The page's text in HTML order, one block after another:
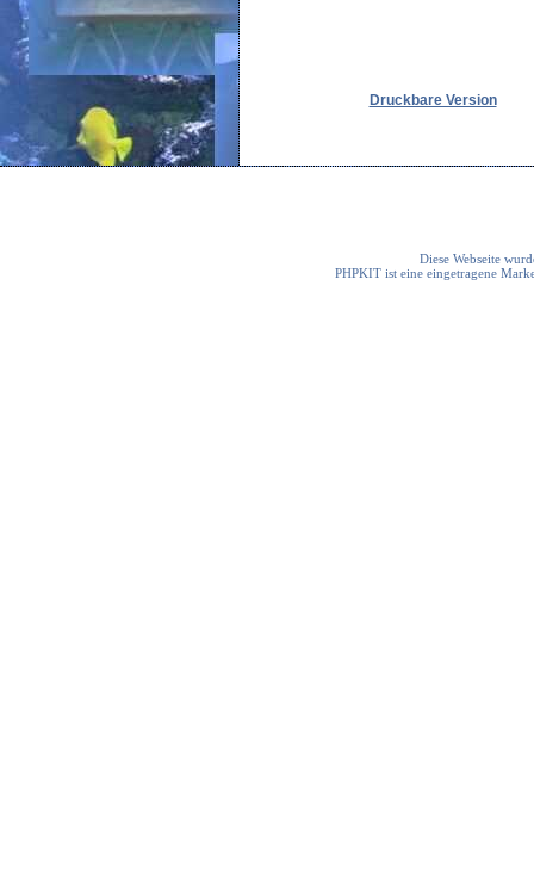
Druckbare Version
Diese Webseite
PHPKIT ist eine eingetragene